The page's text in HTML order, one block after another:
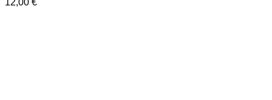
12,00 €